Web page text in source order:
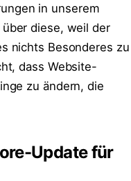
in unserem
diese, weil der
nichts Besonderes zu
dass Website-
zu ändern, die
Update für